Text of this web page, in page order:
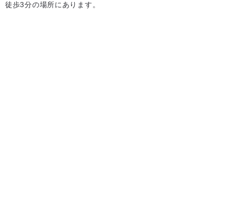
徒歩3分の場所にあります。